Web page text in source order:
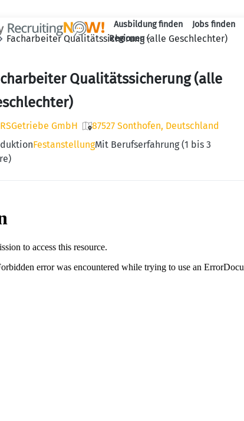
Ausbildung finden Jobs finden
Regionen
Facharbeiter Qualitätssicherung (alle Geschlechter)
Qualitätssicherung (alle
RSGetriebe GmbH
87527 Sonthofen, Deutschland
FestanstellungMit Berufserfahrung (1 bis 3